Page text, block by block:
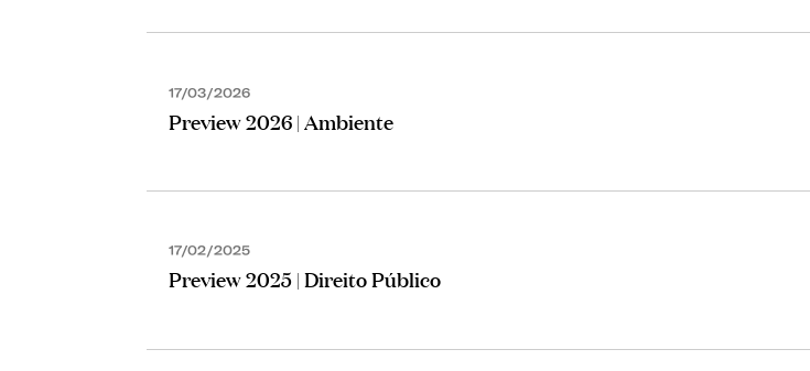
17/03/2026
Preview 2026 | Ambiente
17/02/2025
Preview 2025 | Direito Público